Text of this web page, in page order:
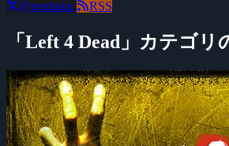
@negitaku RSS
「Left 4 Dead」カテゴリ